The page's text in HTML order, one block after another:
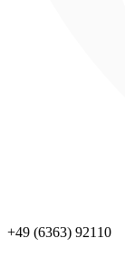
+49 (6363) 92110